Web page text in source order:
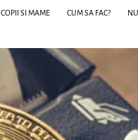
COPII SI MAME CUM SA FAC?